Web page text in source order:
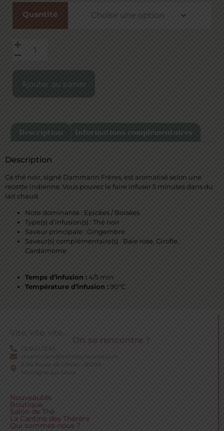
Quantité
Ajouter au panier
Description Informations complémentaires
Description
Ce thé noir, signé Dammann Frères, est aromatisé selon une
recette indienne. Vous pouvez le faire infuser 5 minutes dans du
lait chaud.
Note dominante : Epicées / Boisées
Type(s) d’infusion(s) : Thé noir
Saveur principale : Gingembre
Saveur(s) complémentaire(s) : Baie rose, Girofle,
Cardamome
Temps d’infusion :4/5 min
Température d’infusion :90°C
Vite, vite, vite…
On se rencontre ?
02.51.61.72.63
miammiam@lesmotschocolat.com
5 bis Route de Cholet - 85290
Mortagne-sur-Sèvre
Nouveautés
Boutique
Salon de Thé
La Cantine des Thérère
Qui sommes-nous ?